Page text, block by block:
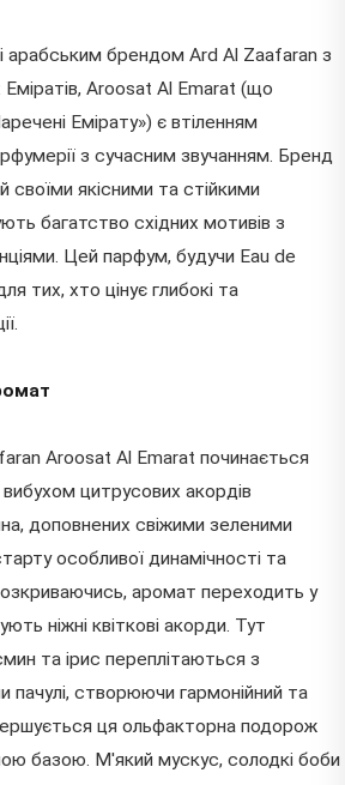
арабським брендом Ard Al Zaafaran з
Aroosat Al Emarat (що
Емірату») є втіленням
з сучасним звучанням. Бренд
своїми якісними та стійкими
багатство східних мотивів з
Цей парфум, будучи Eau de
тих, хто цінує глибокі та
Aroosat Al Emarat починається
цитрусових акордів
доповнених свіжими зеленими
особливої динамічності та
аромат переходить у
ніжні квіткові акорди. Тут
та ірис переплітаються з
пачулі, створюючи гармонійний та
ця ольфакторна подорож
базою. М'який мускус, солодкі боби